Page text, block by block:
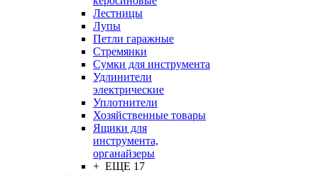
Лестницы
Лупы
Петли гаражные
Стремянки
Сумки для инструмента
Удлинители
электрические
Уплотнители
Хозяйственные товары
Ящики для
инструмента,
органайзеры
+ ЕЩЕ 17